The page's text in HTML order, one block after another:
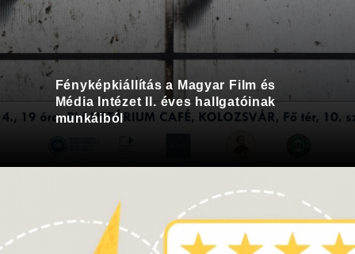
Fényképkiállítás a Magyar Film és
Média Intézet II. éves hallgatóinak
munkáiból